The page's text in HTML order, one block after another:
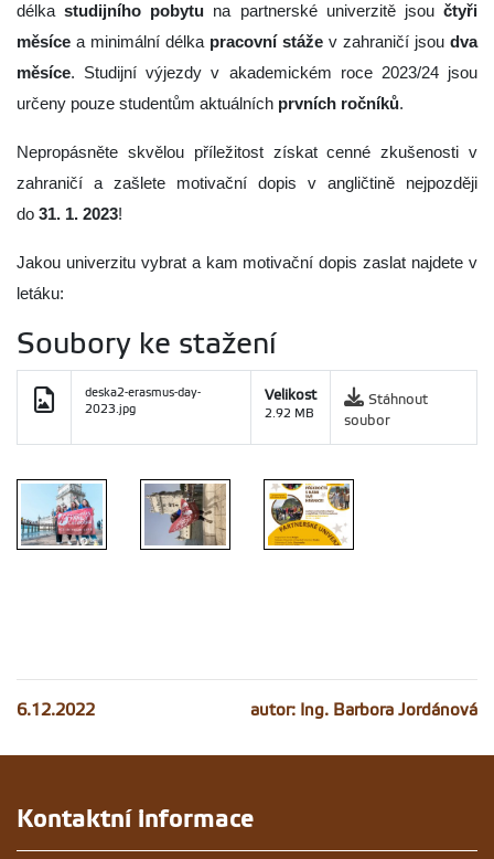
délkastudijního pobytu na partnerské univerzitě jsoučtyři
měsíce a minimální délka pracovní stáže v zahraničí jsou dva
měsíce. Studijní výjezdy v akademickém roce 2023/24 jsou
určeny pouze studentům aktuálních prvních ročníků.
Nepropásněte skvělou příležitost získat cenné zkušenosti v
zahraničí a zašlete motivační dopis v angličtině nejpozději
do 31. 1. 2023!
Jakou univerzitu vybrat a kam motivační dopis zaslat najdete v
letáku:
Soubory ke stažení
deska2-erasmus-day-
2023.jpg
Velikost
2.92 MB
Stáhnout
soubor
6.12.2022 autor: Ing. Barbora Jordánová
Kontaktní informace